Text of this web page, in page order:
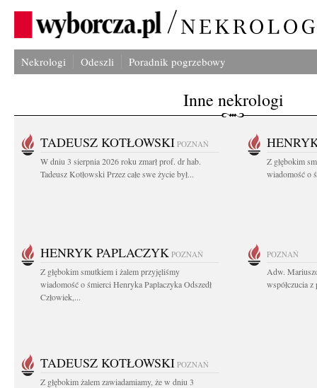
Nekrologi Odeszli Poradnik pogrzebowy
Inne nekrologi
TADEUSZ KOTŁOWSKI POZNAŃ
W dniu 3 sierpnia 2026 roku zmarł prof. dr hab.
Tadeusz Kotłowski Przez całe swe życie był...
Z głębokim
wiadomość o
HENRYK PAPLACZYK POZNAŃ
Z głębokim smutkiem i żalem przyjęliśmy
wiadomość o śmierci Henryka Paplaczyka Odszedł
Człowiek,...
POZNAŃ
Adw.
współczucia
TADEUSZ KOTŁOWSKI POZNAŃ
Z głębokim żalem zawiadamiamy, że w dniu 3